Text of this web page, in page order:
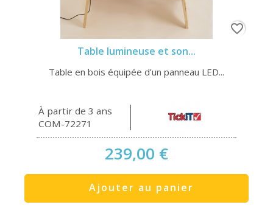
Table lumineuse et son...
Table en bois équipée d’un panneau LED...
À partir de 3 ans
COM-72271
239,00 €
Ajouter au panier
favorite_border